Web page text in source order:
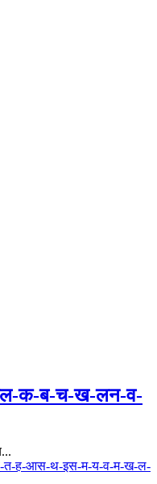
क-ब-च-ख-लन-व-